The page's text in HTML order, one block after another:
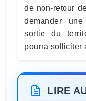
de non-retour
demander
sortie du
pourra solliciter
LIRE